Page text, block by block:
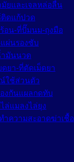
มัยและเจลหล่อลื่น
ติดแก้ปวด
ร้อน-ที่ปั๊มนม-ถุงมือ
ผ่นรองซับ
ำมันนวด
ยา-ที่ตัดเม็ดยา
ใช้ส่วนตัว
งกันแผลกดทับ
ล่แมลงไล่ยุง
ความสะอาดฆ่าเชื้อ